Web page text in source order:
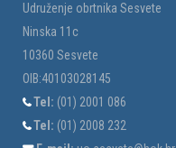
Udruženje obrtnika Sesvete
Ninska 11c
10360 Sesvete
OIB:40103028145
Tel: (01) 2001 086
Tel: (01) 2008 232